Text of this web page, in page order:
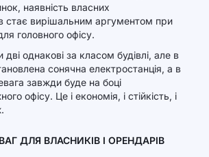
наявність власних
стає вирішальним аргументом при
головного офісу.
однакові за класом будівлі, але в
сонячна електростанція, а в
завжди буде на боці
офісу. Це і економія, і стійкість, і
ДЛЯ ВЛАСНИКІВ І ОРЕНДАРІВ